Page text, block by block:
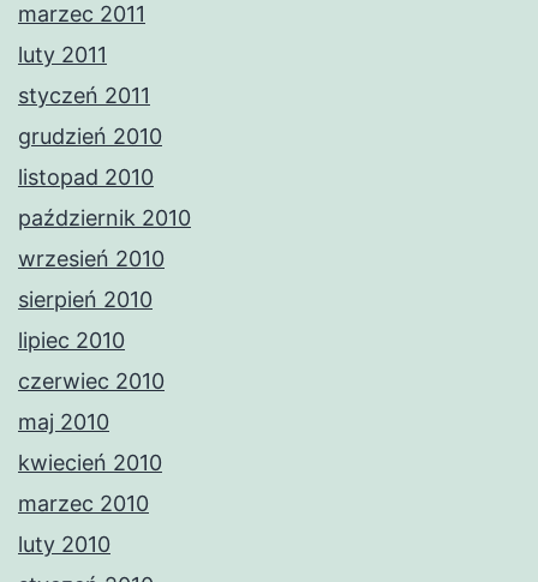
marzec 2011
luty 2011
styczeń 2011
grudzień 2010
listopad 2010
październik 2010
wrzesień 2010
sierpień 2010
lipiec 2010
czerwiec 2010
maj 2010
kwiecień 2010
marzec 2010
luty 2010